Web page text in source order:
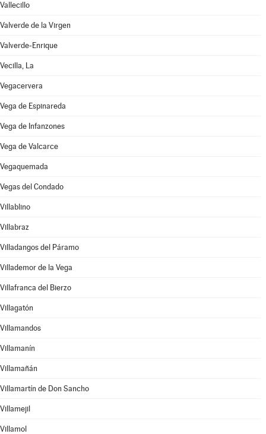
Vallecillo
Valverde de la Virgen
Valverde-Enrique
Vecilla, La
Vegacervera
Vega de Espinareda
Vega de Infanzones
Vega de Valcarce
Vegaquemada
Vegas del Condado
Villablino
Villabraz
Villadangos del Páramo
Villademor de la Vega
Villafranca del Bierzo
Villagatón
Villamandos
Villamanín
Villamañán
Villamartín de Don Sancho
Villamejil
Villamol